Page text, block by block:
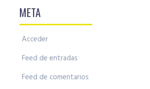
META
Acceder
Feed de entradas
Feed de comentarios